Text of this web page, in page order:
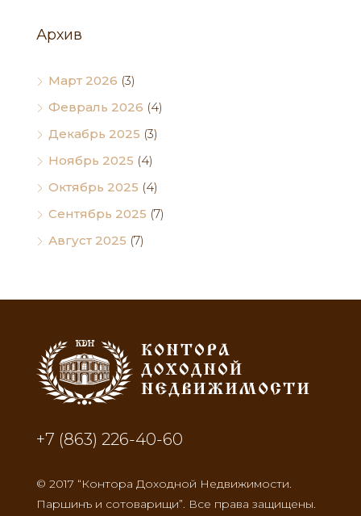
Архив
Март 2026 (3)
Февраль 2026 (4)
Декабрь 2025 (3)
Ноябрь 2025 (4)
Октябрь 2025 (4)
Сентябрь 2025 (7)
Август 2025 (7)
+7 (863) 226-40-60
© 2017 “Контора Доходной Недвижимости.
Паршинъ и сотоварищи”. Все права защищены.